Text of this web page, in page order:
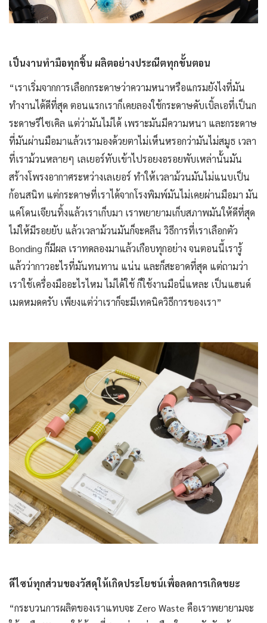
เป็นงานทำมือทุกชิ้น ผลิตอย่างประณีตทุกขั้นตอน
“เราเริ่มจากการเลือกกระดาษว่าความหนาหรือแกรมยังไงที่มัน
ทำงานได้ดีที่สุด ตอนแรกเราก็เคยลองใช้กระดาษดับเบิ้ลเอที่เป็นก
ระดาษรีไซเคิล แต่ว่ามันไม่ได้ เพราะมันมีความหนา และกระดาษ
ที่มันผ่านมือมาแล้วเรามองด้วยตาไม่เห็นหรอกว่ามันไม่สมูธ เวลา
ที่เราม้วนหลายๆ เลเยอร์ทับเข้าไปรอยงอรอยพับเหล่านั้นมัน
สร้างโพรงอากาศระหว่างเลเยอร์ ทำให้เวลาม้วนมันไม่แนบเป็น
ก้อนสนิท แต่กระดาษที่เราได้จากโรงพิมพ์มันไม่เคยผ่านมือมา มัน
แค่โดนเจียนทิ้งแล้วเราเก็บมา เราพยายามเก็บสภาพมันให้ดีที่สุด
ไม่ให้มีรอยยับ แล้วเวลาม้วนมันก็จะคลีน วิธีการที่เราเลือกตัว
Bonding ก็มีผล เราทดลองมาแล้วเกือบทุกอย่าง จนตอนนี้เรารู้
แล้วว่ากาวอะไรที่มันทนทาน แน่น และก็สะอาดที่สุด แต่ถามว่า
เราใช้เครื่องมืออะไรไหม ไม่ได้ใช้ ก็ใช้งานมือนี่แหละ เป็นแฮนด์
เมดหมดครับ เพียงแต่ว่าเราก็จะมีเทคนิควิธีการของเรา”
ดีไซน์ทุกส่วนของวัสดุให้เกิดประโยชน์เพื่อลดการเกิดขยะ
“กระบวนการผลิตของเราแทบจะ Zero Waste คือเราพยายามจะ